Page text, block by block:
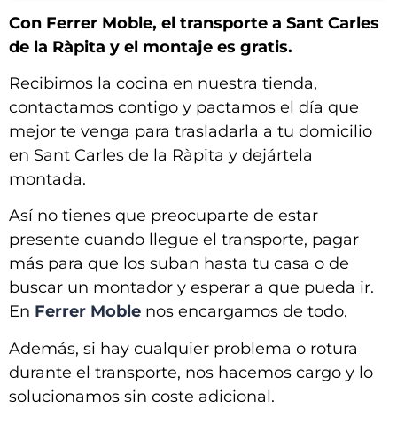
Con Ferrer Moble, el transporte a Sant Carles
de la Ràpita y el montaje es gratis.
Recibimos la cocina en nuestra tienda,
contactamos contigo y pactamos el día que
mejor te venga para trasladarla a tu domicilio
en Sant Carles de la Ràpita y dejártela
montada.
Así no tienes que preocuparte de estar
presente cuando llegue el transporte, pagar
más para que los suban hasta tu casa o de
buscar un montador y esperar a que pueda ir.
En Ferrer Moble nos encargamos de todo.
Además, si hay cualquier problema o rotura
durante el transporte, nos hacemos cargo y lo
solucionamos sin coste adicional.